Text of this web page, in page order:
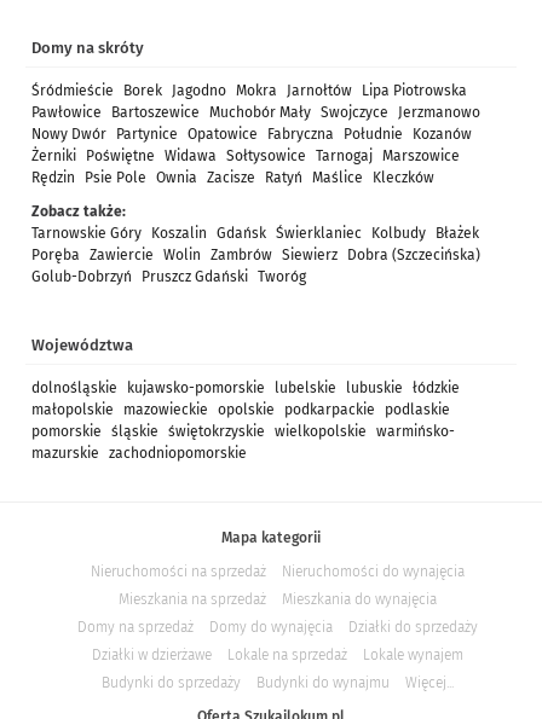
Domy na skróty
Śródmieście Borek Jagodno Mokra Jarnołtów
Lipa Piotrowska
Pawłowice
Bartoszewice Muchobór Mały Swojczyce
Jerzmanowo
Nowy Dwór
Partynice Opatowice Fabryczna Południe
Kozanów
Żerniki
Poświętne Widawa Sołtysowice Tarnogaj Marszowice
Rędzin
Psie Pole Ownia Zacisze Ratyń Maślice
Kleczków
Zobacz także:
Tarnowskie Góry
Koszalin Gdańsk Świerklaniec Kolbudy
Błażek
Poręba
Zawiercie Wolin Zambrów Siewierz
Dobra (Szczecińska)
Golub-Dobrzyń
Pruszcz Gdański Tworóg
Województwa
dolnośląskie kujawsko-pomorskie lubelskie lubuskie
łódzkie
małopolskie
mazowieckie opolskie podkarpackie
podlaskie
pomorskie
śląskie świętokrzyskie wielkopolskie
warmińsko-
mazurskie
zachodniopomorskie
Mapa kategorii
Nieruchomości na sprzedaż
Nieruchomości do wynajęcia
Mieszkania na sprzedaż
Mieszkania do wynajęcia
Domy na sprzedaż
Domy do wynajęcia
Działki do sprzedaży
Działki w dzierżawe
Lokale na sprzedaż
Lokale wynajem
Budynki do sprzedaży
Budynki do wynajmu
Więcej...